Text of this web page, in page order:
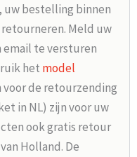
bestelling binnen
Meld uw
email te versturen
het model
voor de retourzending
in NL) zijn voor uw
ook gratis retour
Holland. De